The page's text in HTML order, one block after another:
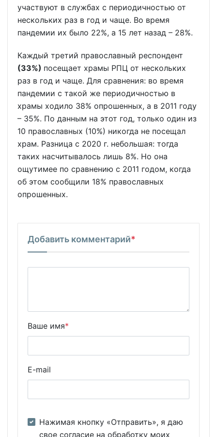
участвуют в службах с периодичностью от
нескольких раз в год и чаще. Во время
пандемии их было 22%, а 15 лет назад – 28%.
Каждый третий православный респондент
(33%) посещает храмы РПЦ от нескольких
раз в год и чаще. Для сравнения: во время
пандемии с такой же периодичностью в
храмы ходило 38% опрошенных, а в 2011 году
– 35%. По данным на этот год, только один из
10 православных (10%) никогда не посещал
храм. Разница с 2020 г. небольшая: тогда
таких насчитывалось лишь 8%. Но она
ощутимее по сравнению с 2011 годом, когда
об этом сообщили 18% православных
опрошенных.
Добавить комментарий*
Ваше имя*
E-mail
Нажимая кнопку «Отправить», я даю
свое согласие на обработку моих